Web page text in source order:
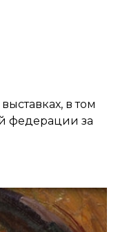
в том
федерации за